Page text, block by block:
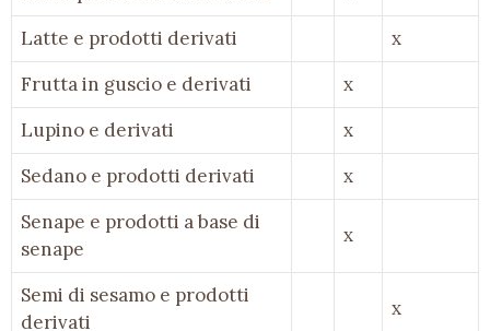
Latte e prodotti derivati
x
Frutta in guscio e derivati
x
Lupino e derivati
x
Sedano e prodotti derivati
x
Senape e prodotti a base di
senape
x
Semi di sesamo e prodotti
derivati
x